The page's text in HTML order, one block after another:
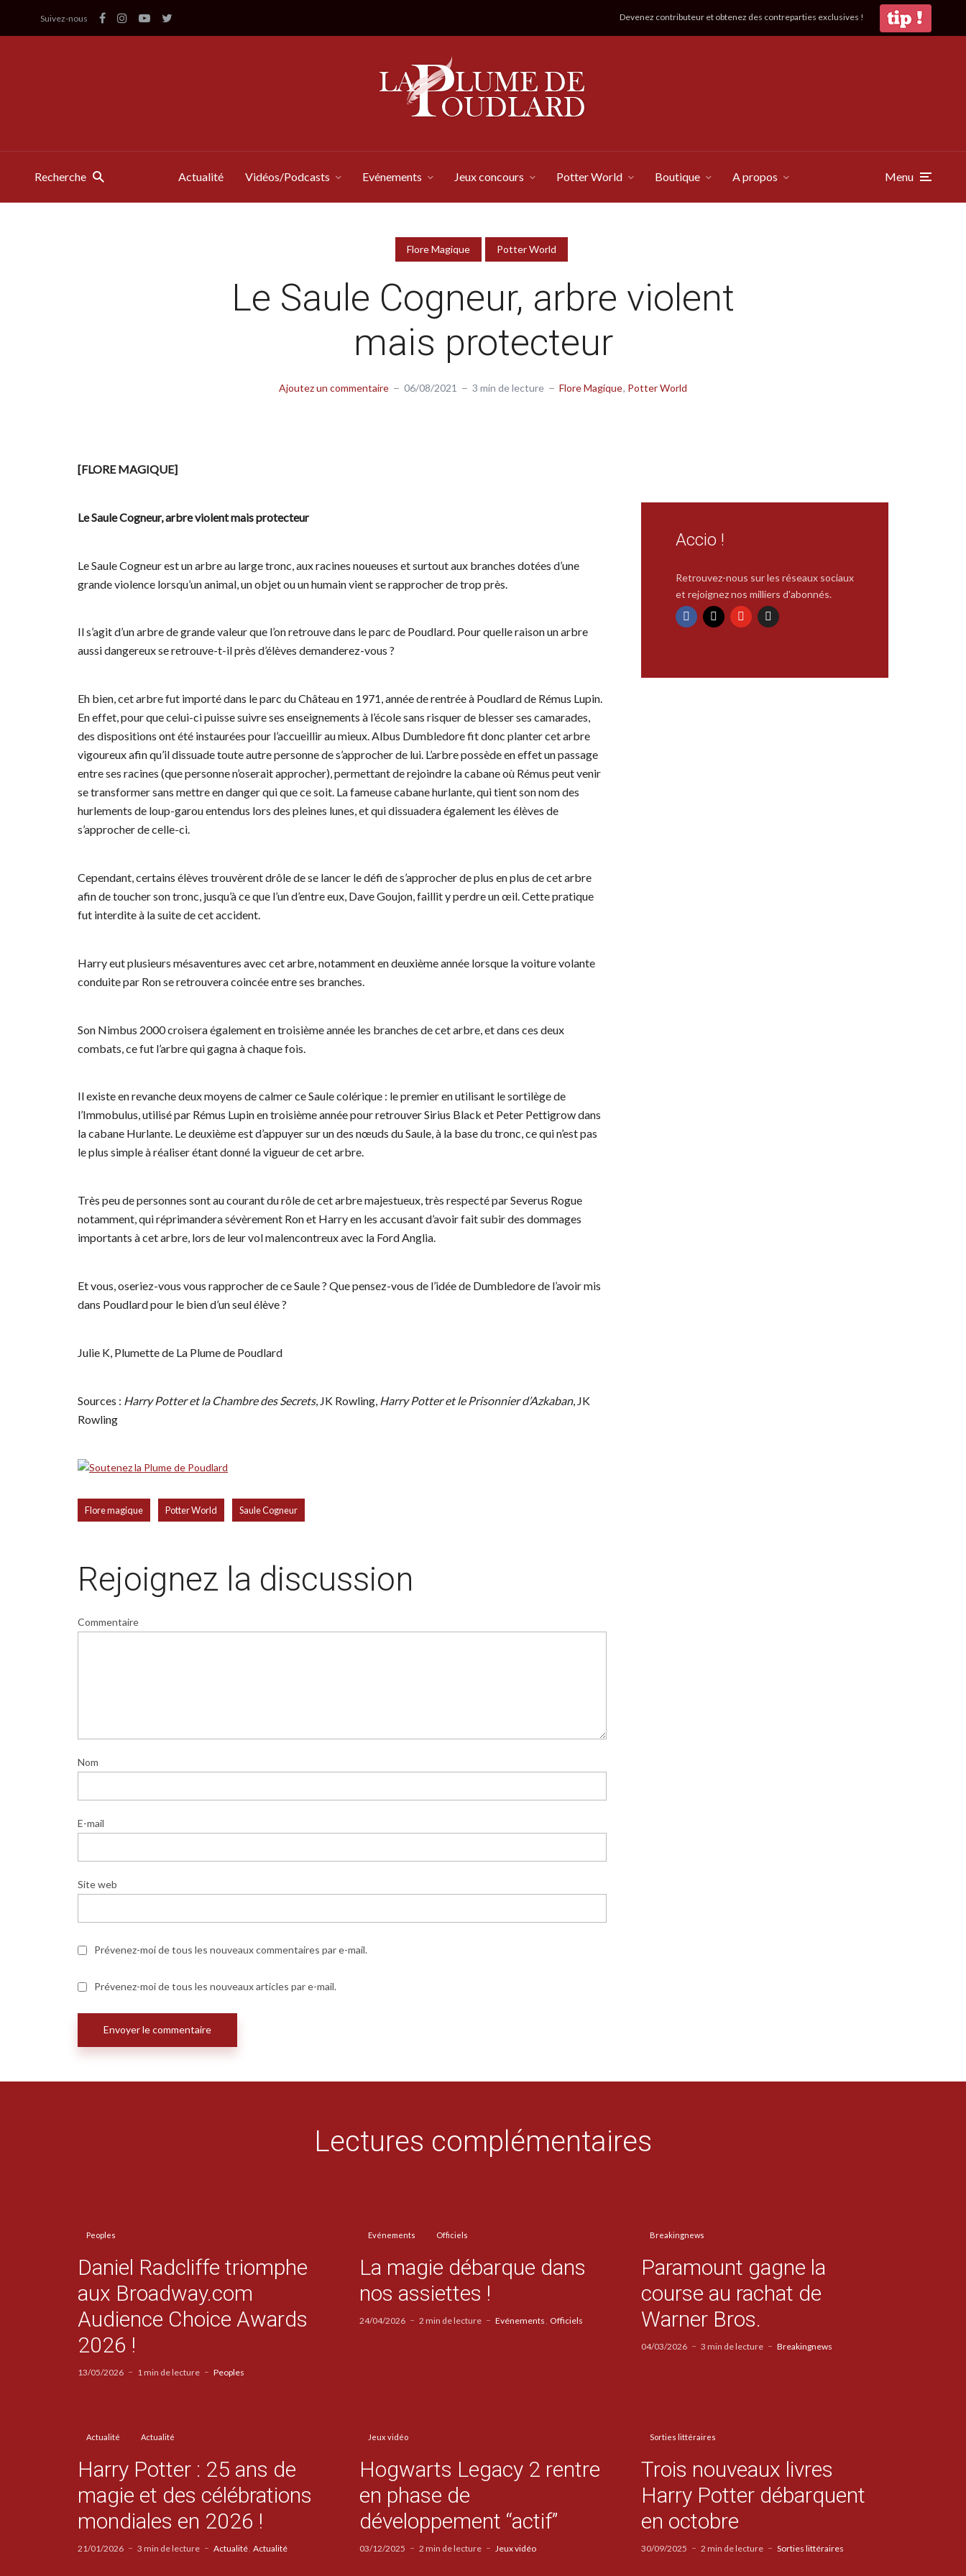
Suivez-nous Devenez contributeur et obtenez des contreparties exclusives !
Recherche Actualité Vidéos/Podcasts Evénements Jeux concours Potter World Boutique A propos Menu
Flore Magique Potter World
Le Saule Cogneur, arbre violent
mais protecteur
Ajoutez un commentaire 06/08/2021 3 min de lecture Flore Magique Potter World
[FLORE MAGIQUE]
Le Saule Cogneur, arbre violent mais protecteur
Le Saule Cogneur est un arbre au large tronc, aux racines noueuses et surtout aux branches dotées d’une
grande violence lorsqu’un animal, un objet ou un humain vient se rapprocher de trop près.
Il s’agit d’un arbre de grande valeur que l’on retrouve dans le parc de Poudlard. Pour quelle raison un arbre
aussi dangereux se retrouve-t-il près d’élèves demanderez-vous ?
Eh bien, cet arbre fut importé dans le parc du Château en 1971, année de rentrée à Poudlard de Rémus Lupin.
En effet, pour que celui-ci puisse suivre ses enseignements à l’école sans risquer de blesser ses camarades,
des dispositions ont été instaurées pour l’accueillir au mieux. Albus Dumbledore fit donc planter cet arbre
vigoureux afin qu’il dissuade toute autre personne de s’approcher de lui. L’arbre possède en effet un passage
entre ses racines (que personne n’oserait approcher), permettant de rejoindre la cabane où Rémus peut venir
se transformer sans mettre en danger qui que ce soit. La fameuse cabane hurlante, qui tient son nom des
hurlements de loup-garou entendus lors des pleines lunes, et qui dissuadera également les élèves de
s’approcher de celle-ci.
Cependant, certains élèves trouvèrent drôle de se lancer le défi de s’approcher de plus en plus de cet arbre
afin de toucher son tronc, jusqu’à ce que l’un d’entre eux, Dave Goujon, faillit y perdre un œil. Cette pratique
fut interdite à la suite de cet accident.
Harry eut plusieurs mésaventures avec cet arbre, notamment en deuxième année lorsque la voiture volante
conduite par Ron se retrouvera coincée entre ses branches.
Son Nimbus 2000 croisera également en troisième année les branches de cet arbre, et dans ces deux
combats, ce fut l’arbre qui gagna à chaque fois.
Il existe en revanche deux moyens de calmer ce Saule colérique : le premier en utilisant le sortilège de
l’Immobulus, utilisé par Rémus Lupin en troisième année pour retrouver Sirius Black et Peter Pettigrow dans
la cabane Hurlante. Le deuxième est d’appuyer sur un des nœuds du Saule, à la base du tronc, ce qui n’est pas
le plus simple à réaliser étant donné la vigueur de cet arbre.
Très peu de personnes sont au courant du rôle de cet arbre majestueux, très respecté par Severus Rogue
notamment, qui réprimandera sévèrement Ron et Harry en les accusant d’avoir fait subir des dommages
importants à cet arbre, lors de leur vol malencontreux avec la Ford Anglia.
Et vous, oseriez-vous vous rapprocher de ce Saule ? Que pensez-vous de l’idée de Dumbledore de l’avoir mis
dans Poudlard pour le bien d’un seul élève ?
Julie K, Plumette de La Plume de Poudlard
Sources : Harry Potter et la Chambre des Secrets, JK Rowling, Harry Potter et le Prisonnier d’Azkaban, JK
Rowling
Flore magique Potter World Saule Cogneur
Rejoignez la discussion
Commentaire
Nom
E-mail
Site web
Prévenez-moi de tous les nouveaux commentaires par e-mail.
Prévenez-moi de tous les nouveaux articles par e-mail.
Accio !
Retrouvez-nous sur les réseaux sociaux
et rejoignez nos milliers d'abonnés.
Lectures complémentaires
Peoples
Daniel Radcliffe triomphe
aux Broadway.com
Audience Choice Awards
2026 !
13/05/2026 1 min de lecture Peoples
Evénements Officiels
La magie débarque dans
nos assiettes !
24/04/2026 2 min de lecture Evénements Officiels
Breakingnews
Paramount gagne la
course au rachat de
Warner Bros.
04/03/2026 3 min de lecture Breakingnews
Actualité Actualité
Harry Potter : 25 ans de
magie et des célébrations
mondiales en 2026 !
21/01/2026 3 min de lecture Actualité Actualité
Jeux vidéo
Hogwarts Legacy 2 rentre
en phase de
développement “actif”
03/12/2025 2 min de lecture Jeux vidéo
Sorties littéraires
Trois nouveaux livres
Harry Potter débarquent
en octobre
30/09/2025 2 min de lecture Sorties littéraires